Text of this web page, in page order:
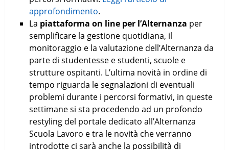
approfondimento.
La piattaforma on line per l’Alternanza per
semplificare la gestione quotidiana, il
monitoraggio e la valutazione dell’Alternanza da
parte di studentesse e studenti, scuole e
strutture ospitanti. L’ultima novità in ordine di
tempo riguarda le segnalazioni di eventuali
problemi durante i percorsi formativi, in queste
settimane si sta procedendo ad un profondo
restyling del portale dedicato all’Alternanza
Scuola Lavoro e tra le novità che verranno
introdotte ci sarà anche la possibilità di